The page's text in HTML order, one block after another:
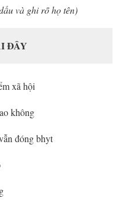
rõ họ tên)
ĐÂY
xã hội
không
đóng bhyt